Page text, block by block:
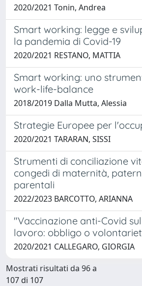
2020/2021 Tonin, Andrea
Smart working: legge e
la pandemia di Covid-19
2020/2021 RESTANO, MATTIA
Smart working: uno
work-life-balance
2018/2019 Dalla Mutta, Alessia
Strategie Europee per
2020/2021 TARARAN, SISSI
Strumenti di conciliazione
congedi di maternità,
parentali
2022/2023 BARCOTTO, ARIANNA
"Vaccinazione anti-Covid
lavoro: obbligo o
2020/2021 CALLEGARO, GIORGIA
Mostrati risultati da 96 a
107 di 107